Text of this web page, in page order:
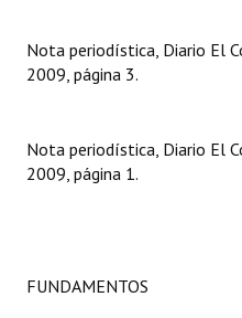
Nota periodística, Diario El
2009, página 3.
Nota periodística, Diario El
2009, página 1.
FUNDAMENTOS